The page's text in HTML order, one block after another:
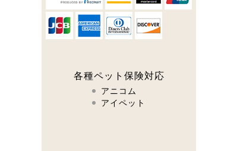
各種ペット保険対応
アニコム
アイペット